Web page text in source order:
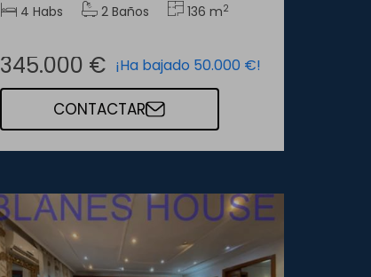
4 Habs
2 Baños 136 m2
345.000 € ¡Ha bajado 50.000 €!
CONTACTAR